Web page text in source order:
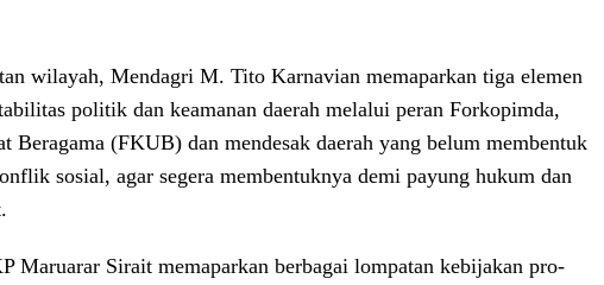
wilayah, Mendagri M. Tito Karnavian memaparkan tiga elemen
politik dan keamanan daerah melalui peran Forkopimda,
Beragama (FKUB) dan mendesak daerah yang belum membentuk
sosial, agar segera membentuknya demi payung hukum dan
Maruarar Sirait memaparkan berbagai lompatan kebijakan pro-